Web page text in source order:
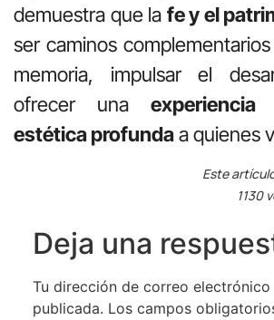
demuestra que la fe y el
ser caminos
memoria, impulsar el
ofrecer una
estética profundaa quienes
Este
1130
Deja una
Tu dirección de correo electrónico
publicada. Los campos